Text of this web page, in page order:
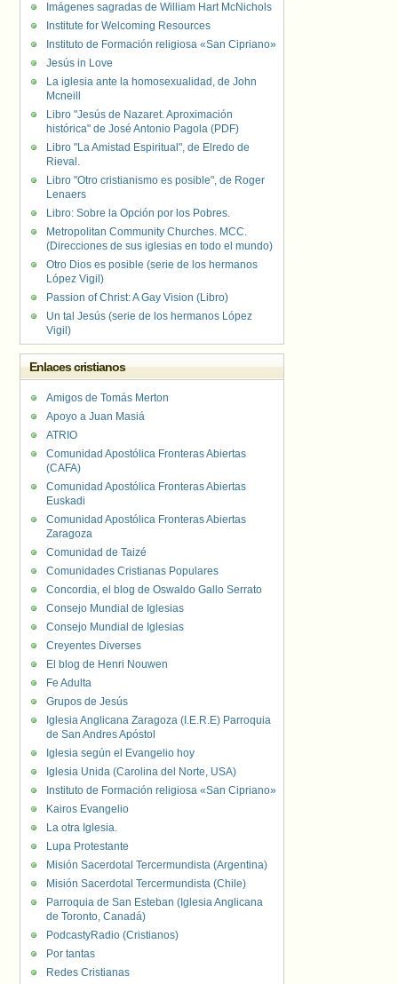
Imágenes sagradas de William Hart McNichols
Institute for Welcoming Resources
Instituto de Formación religiosa «San Cipriano»
Jesús in Love
La iglesia ante la homosexualidad, de John
Mcneill
Libro "Jesús de Nazaret. Aproximación
histórica" de José Antonio Pagola (PDF)
Libro "La Amistad Espiritual", de Elredo de
Rieval.
Libro "Otro cristianismo es posible", de Roger
Lenaers
Libro: Sobre la Opción por los Pobres.
Metropolitan Community Churches. MCC.
(Direcciones de sus iglesias en todo el mundo)
Otro Dios es posible (serie de los hermanos
López Vigil)
Passion of Christ: A Gay Vision (Libro)
Un tal Jesús (serie de los hermanos López
Vigil)
Enlaces cristianos
Amigos de Tomás Merton
Apoyo a Juan Masiá
ATRIO
Comunidad Apostólica Fronteras Abiertas
(CAFA)
Comunidad Apostólica Fronteras Abiertas
Euskadi
Comunidad Apostólica Fronteras Abiertas
Zaragoza
Comunidad de Taizé
Comunidades Cristianas Populares
Concordia, el blog de Oswaldo Gallo Serrato
Consejo Mundial de Iglesias
Consejo Mundial de Iglesias
Creyentes Diverses
El blog de Henri Nouwen
Fe Adulta
Grupos de Jesús
Iglesia Anglicana Zaragoza (I.E.R.E) Parroquia
de San Andres Apóstol
Iglesia según el Evangelio hoy
Iglesia Unida (Carolina del Norte, USA)
Instituto de Formación religiosa «San Cipriano»
Kairos Evangelio
La otra Iglesia.
Lupa Protestante
Misión Sacerdotal Tercermundista (Argentina)
Misión Sacerdotal Tercermundista (Chile)
Parroquia de San Esteban (Iglesia Anglicana
de Toronto, Canadá)
PodcastyRadio (Cristianos)
Por tantas
Redes Cristianas